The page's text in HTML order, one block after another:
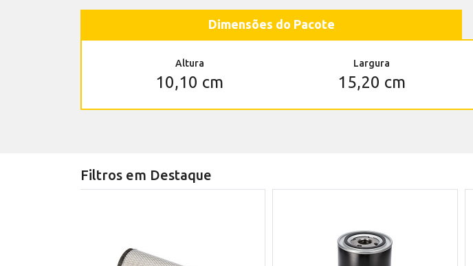
Dimensões do Pacote
Altura
10,10 cm
Largura
15,20 cm
Filtros em Destaque